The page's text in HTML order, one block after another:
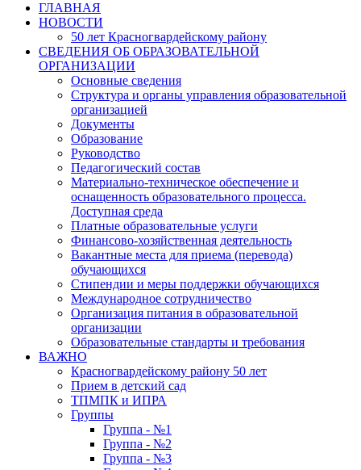
ГЛАВНАЯ
НОВОСТИ
50 лет Красногвардейскому району
СВЕДЕНИЯ ОБ ОБРАЗОВАТЕЛЬНОЙ
ОРГАНИЗАЦИИ
Основные сведения
Структура и органы управления образовательной
организацией
Документы
Образование
Руководство
Педагогический состав
Материально-техническое обеспечение и
оснащенность образовательного процесса.
Доступная среда
Платные образовательные услуги
Финансово-хозяйственная деятельность
Вакантные места для приема (перевода)
обучающихся
Стипендии и меры поддержки обучающихся
Международное сотрудничество
Организация питания в образовательной
организации
Образовательные стандарты и требования
ВАЖНО
Красногвардейскому району 50 лет
Прием в детский сад
ТПМПК и ИПРА
Группы
Группа - №1
Группа - №2
Группа - №3